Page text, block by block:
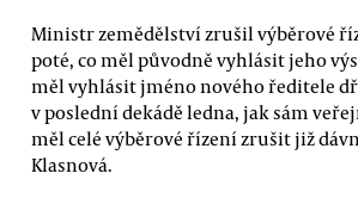
Ministr zemědělství zrušil výběrové
poté, co měl původně vyhlásit jeho
měl vyhlásit jméno nového ředitele
v poslední dekádě ledna, jak sám
měl celé výběrové řízení zrušit již
Klasnová.